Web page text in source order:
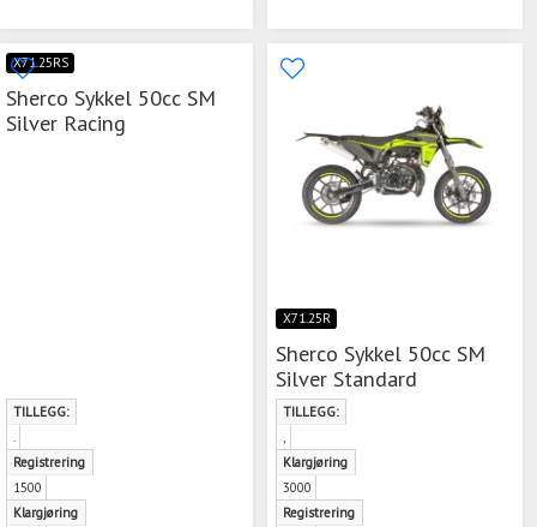
X71.25RS
Sherco Sykkel 50cc SM
Silver Racing
TILLEGG:
.
Registrering
1500
Klargjøring
X71.25R
Sherco Sykkel 50cc SM
Silver Standard
TILLEGG:
,
Klargjøring
3000
Registrering